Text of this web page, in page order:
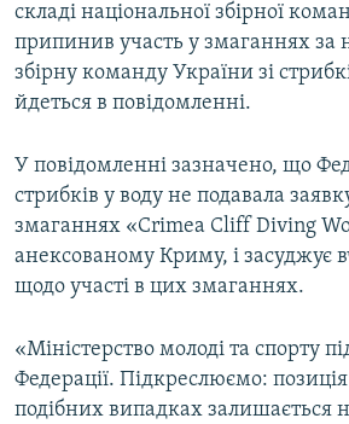
складі національної збірної
припинив участь у змаганнях за
збірну команду України зі
йдеться в повідомленні.
У повідомленні зазначено, що
стрибків у воду не подавала
змаганнях «Crimea Cliff Diving
анексованому Криму, і засуджує
щодо участі в цих змаганнях.
«Міністерство молоді та спорту
Федерації. Підкреслюємо:
подібних випадках залишається